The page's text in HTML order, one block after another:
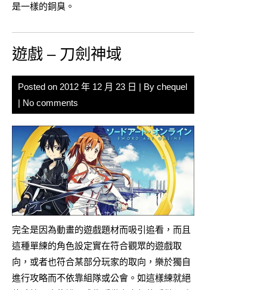
是一樣的銅臭。
遊戲 – 刀劍神域
Posted on 2012 年 12 月 23 日 | By chequel
| No comments
完全是因為動畫的遊戲題材而吸引追看，而且
這種單練的角色設定實在符合觀眾的遊戲取
向，或者也符合某部分玩家的取向，樂於獨自
進行攻略而不依靠組隊或公會。如這樣練就絕